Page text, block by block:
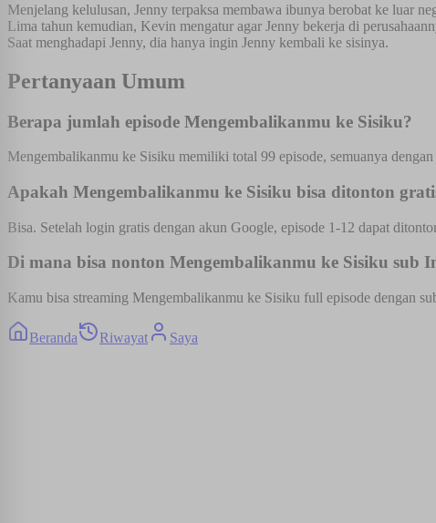
Menjelang kelulusan, Jenny terpaksa membawa ibunya berobat ke luar
Lima tahun kemudian, Kevin mengatur agar Jenny bekerja di
Saat menghadapi Jenny, dia hanya ingin Jenny kembali ke sisinya.
Pertanyaan Umum
Berapa jumlah episode Mengembalikanmu ke Sisiku?
Mengembalikanmu ke Sisiku memiliki total 99 episode, semuanya
Apakah Mengembalikanmu ke Sisiku bisa ditonton
Bisa. Setelah login gratis dengan akun Google, episode 1-12 dapat
Di mana bisa nonton Mengembalikanmu ke Sisiku sub
Kamu bisa streaming Mengembalikanmu ke Sisiku full episode dengan
Beranda Riwayat Saya